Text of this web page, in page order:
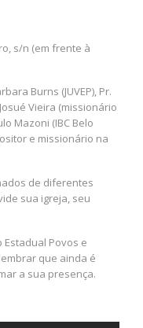
s/n (em frente à
Burns (JUVEP), Pr.
Vieira (missionário
Mazoni (IBC Belo
e missionário na
de diferentes
sua igreja, seu
Estadual Povos e
que ainda é
a sua presença.